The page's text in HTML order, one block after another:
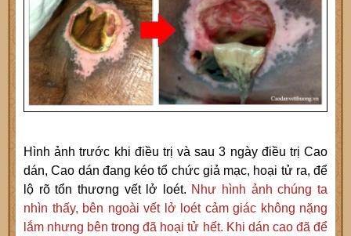
Hình ảnh trước khi điều trị và sau 3 ngày điều trị Cao
dán, Cao dán đang kéo tổ chức giả mạc, hoại tử ra, để
lộ rõ tổn thương vết lở loét. Như hình ảnh chúng ta
nhìn thấy, bên ngoài vết lở loét cảm giác không nặng
lắm nhưng bên trong đã hoại tử hết. Khi dán cao đã để